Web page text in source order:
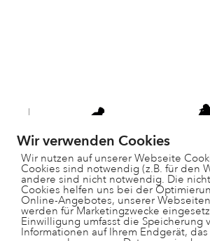
Wir verwenden Cookies
Wir nutzen auf unserer Webseite
Cookies sind notwendig (z.B. für den
andere sind nicht notwendig. Die
Cookies helfen uns bei der
Online-Angebotes, unserer
werden für Marketingzwecke
Einwilligung umfasst die Speicherung
Informationen auf Ihrem Endgerät,